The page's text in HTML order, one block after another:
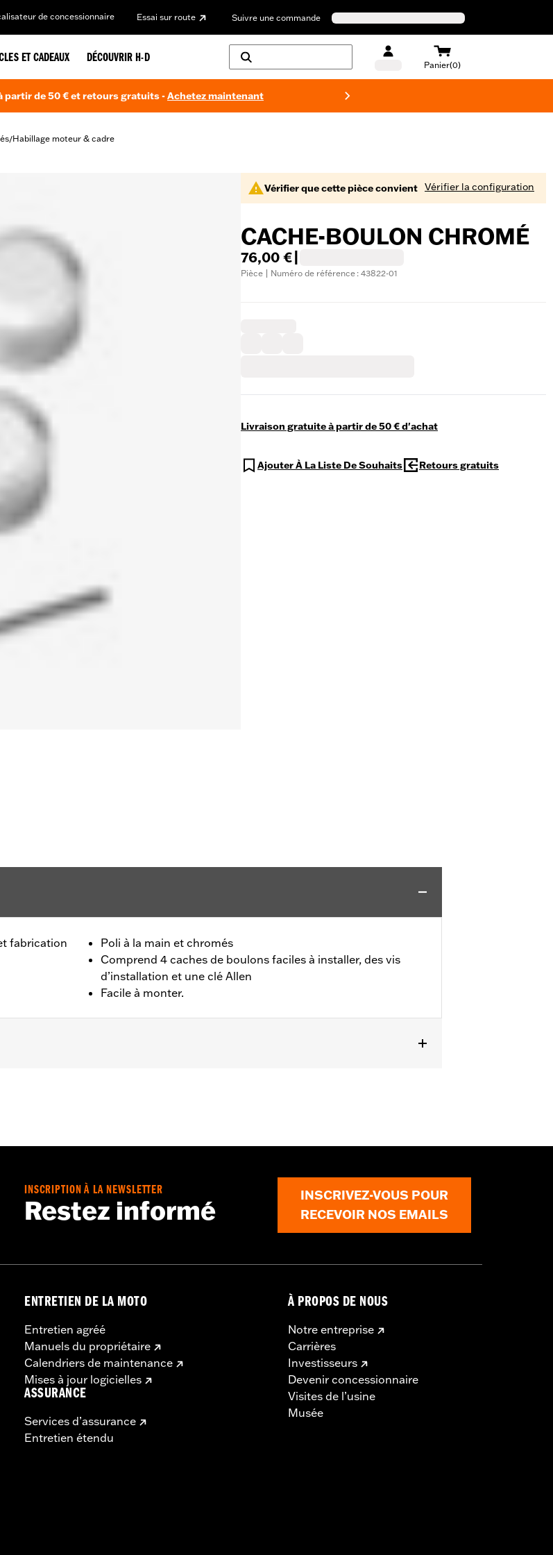
de concessionnaire Essai sur route Suivre une commande
ET CADEAUX DÉCOUVRIR H-D
Panier(0)
partir de 50 € et retours gratuits -Achetez maintenant
/Habillage moteur & cadre
Vérifier que cette pièce convient Vérifier la configuration
CACHE-BOULON CHROMÉ
76,00 €
Pièce | Numéro de référence : 43822-01
Livraison gratuite à partir de 50 € d'achat
Ajouter À La Liste De Souhaits Retours gratuits
fabrication
Poli à la main et chromés
Comprend 4 caches de boulons faciles à installer, des vis
d’installation et une clé Allen
Facile à monter.
INSCRIPTION À LA NEWSLETTER
Restez informé
INSCRIVEZ-VOUS POUR
RECEVOIR NOS EMAILS
ENTRETIEN DE LA MOTO
Entretien agréé
Manuels du propriétaire
Calendriers de maintenance
Mises à jour logicielles
ASSURANCE
Services d’assurance
Entretien étendu
À PROPOS DE NOUS
Notre entreprise
Carrières
Investisseurs
Devenir concessionnaire
Visites de l’usine
Musée